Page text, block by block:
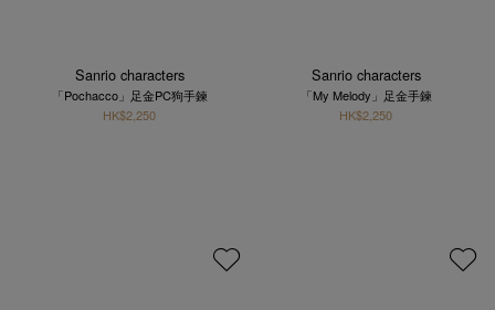
Sanrio characters
「Pochacco」足金PC狗手鍊
HK$2,250
Sanrio characters
「My Melody」足金手鍊
HK$2,250